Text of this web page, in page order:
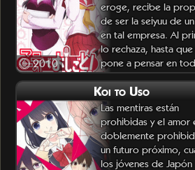
2010
eroge, recibe la
de ser la seiyuu de
en tal empresa. Al
lo rechaza, hasta que
pone a pensar en
que su hermana ha
Koi to Uso
Las mentiras están
prohibidas y el amor
doblemente
un futuro próximo,
los jóvenes de Japón